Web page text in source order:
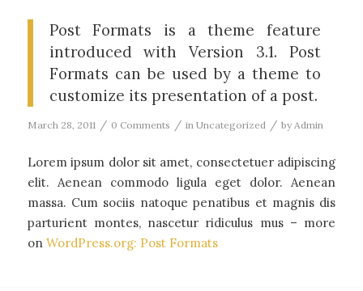
Post Formats is a theme feature
introduced with Version 3.1. Post
Formats can be used by a theme to
customize its presentation of a post.
March 28, 2011 / 0 Comments / in Uncategorized / by Admin
Lorem ipsum dolor sit amet, consectetuer adipiscing
elit. Aenean commodo ligula eget dolor. Aenean
massa. Cum sociis natoque penatibus et magnis dis
parturient montes, nascetur ridiculus mus – more
on WordPress.org: Post Formats